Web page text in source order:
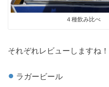
４種飲み比べ
それぞれレビューしますね！
ラガービール